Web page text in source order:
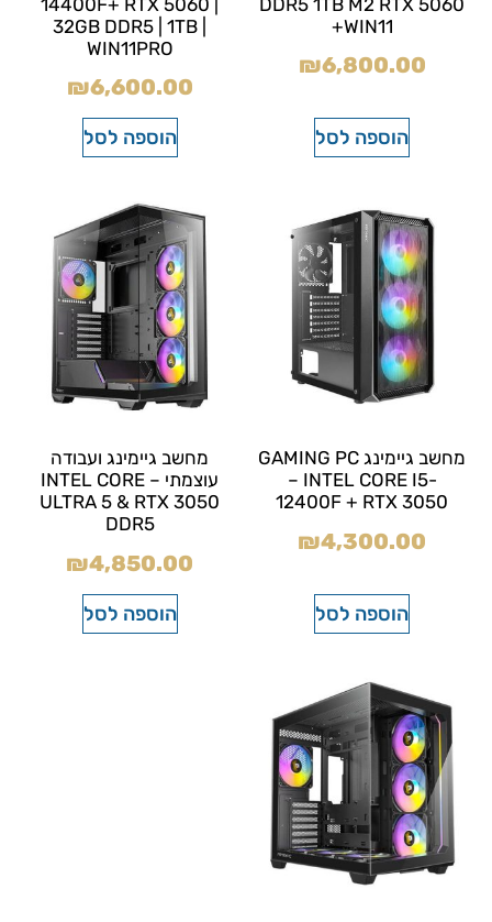
+WIN11
₪6,800.00
הוספה לסל
32GB DDR5 | 1TB |
WIN11PRO
₪6,600.00
הוספה לסל
מחשב גיימינג GAMING PC
– INTEL CORE I5-
12400F + RTX 3050
₪4,300.00
הוספה לסל
מחשב גיימינג ועבודה
עוצמתי – INTEL CORE
ULTRA 5 & RTX 3050
DDR5
₪4,850.00
הוספה לסל